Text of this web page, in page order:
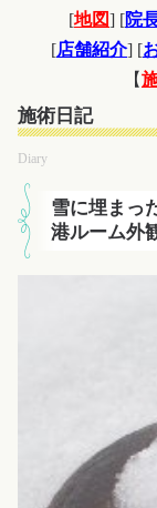
[地図] [院
[店舗紹介] [
【
施術日記
Diary
雪に埋ま
港ルーム外